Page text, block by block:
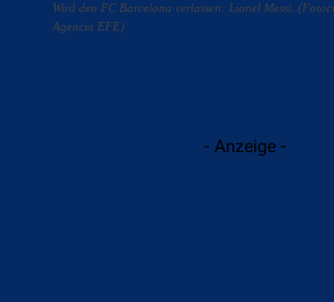
Wird den FC Barcelona verlassen: Lionel Messi.
Agencia EFE)
- Anzeige -